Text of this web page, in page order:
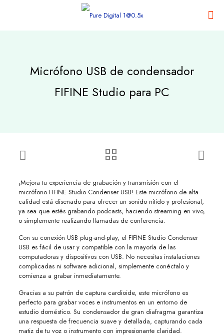
Micrófono USB de condensador
FIFINE Studio para PC
¡Mejora tu experiencia de grabación y transmisión con el
micrófono FIFINE Studio Condenser USB! Este micrófono de alta
calidad está diseñado para ofrecer un sonido nítido y profesional,
ya sea que estés grabando podcasts, haciendo streaming en vivo,
o simplemente realizando llamadas de conferencia.
Con su conexión USB plug-and-play, el FIFINE Studio Condenser
USB es fácil de usar y compatible con la mayoría de las
computadoras y dispositivos con USB. No necesitas instalaciones
complicadas ni software adicional, simplemente conéctalo y
comienza a grabar inmediatamente.
Gracias a su patrón de captura cardioide, este micrófono es
perfecto para grabar voces e instrumentos en un entorno de
estudio doméstico. Su condensador de gran diafragma garantiza
una respuesta de frecuencia suave y detallada, capturando cada
matiz de tu voz o instrumento con impresionante claridad.